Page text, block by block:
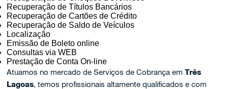
Recuperação de Títulos Bancários
Recuperação de Cartões de Crédito
Recuperação de Saldo de Veículos
Localização
Emissão de Boleto online
Consultas via WEB
Prestação de Conta On-line
Atuamos no mercado de Serviços de Cobrança emTrês
Lagoas, temos profissionais altamente qualificados e com